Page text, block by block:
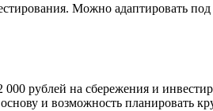
Можно адаптировать
рублей на сбережения и
и возможность планировать